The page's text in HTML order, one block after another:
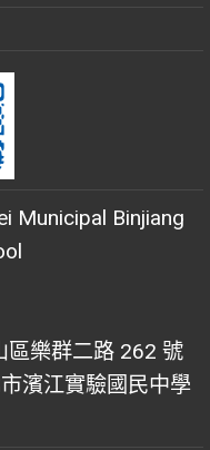
Municipal Binjiang
區樂群二路 262 號
濱江實驗國民中學